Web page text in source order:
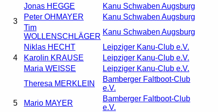
3
Jonas HEGGE
Kanu Schwaben Augsburg
Peter OHMAYER
Kanu Schwaben Augsburg
Tim
WOLLENSCHLÄGER
Kanu Schwaben Augsburg
4
Niklas HECHT
Leipziger Kanu-Club e.V.
Karolin KRAUSE
Leipziger Kanu-Club e.V.
Maria WEISSE
Leipziger Kanu-Club e.V.
5
Theresa MERKLEIN
Bamberger Faltboot-Club
e.V.
Mario MAYER
Bamberger Faltboot-Club
e.V.